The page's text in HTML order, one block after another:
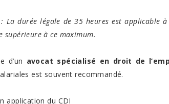
La durée légale de 35 heures est
supérieure à ce maximum.
d’un avocat spécialisé en droit de
est souvent recommandé.
application du CDI